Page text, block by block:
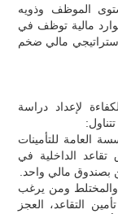
الموظف وذويه
مالية توظف في
مالي ضخم
لإعداد دراسة
العامة للتأمينات
تقاعد الداخلية في
بصندوق مالي واحد.
والمختلط ومن يرغب
التقاعد، العجز